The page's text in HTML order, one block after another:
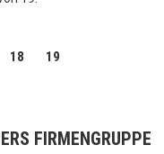
18 19
FIRMENGRUPPE